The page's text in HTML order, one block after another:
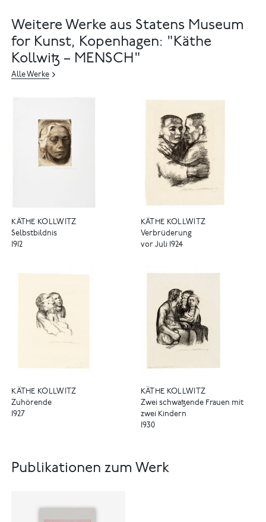
Weitere Werke aus Statens Museum
for Kunst, Kopenhagen: "Käthe
Kollwitz – MENSCH"
Alle Werke
KÄTHE KOLLWITZ
Selbstbildnis
1912
KÄTHE KOLLWITZ
Verbrüderung
vor Juli 1924
KÄTHE KOLLWITZ
Zuhörende
1927
KÄTHE KOLLWITZ
Zwei schwatzende Frauen mit
zwei Kindern
1930
Publikationen zum Werk